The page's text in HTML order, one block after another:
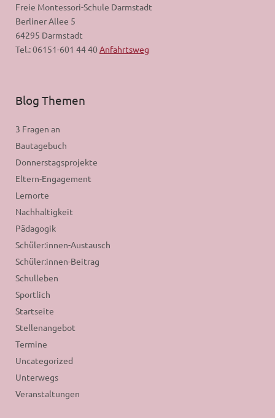
Freie Montessori-Schule Darmstadt
Berliner Allee 5
64295 Darmstadt
Tel.: 06151-601 44 40 Anfahrtsweg
Blog Themen
3 Fragen an
Bautagebuch
Donnerstagsprojekte
Eltern-Engagement
Lernorte
Nachhaltigkeit
Pädagogik
Schüler:innen-Austausch
Schüler:innen-Beitrag
Schulleben
Sportlich
Startseite
Stellenangebot
Termine
Uncategorized
Unterwegs
Veranstaltungen